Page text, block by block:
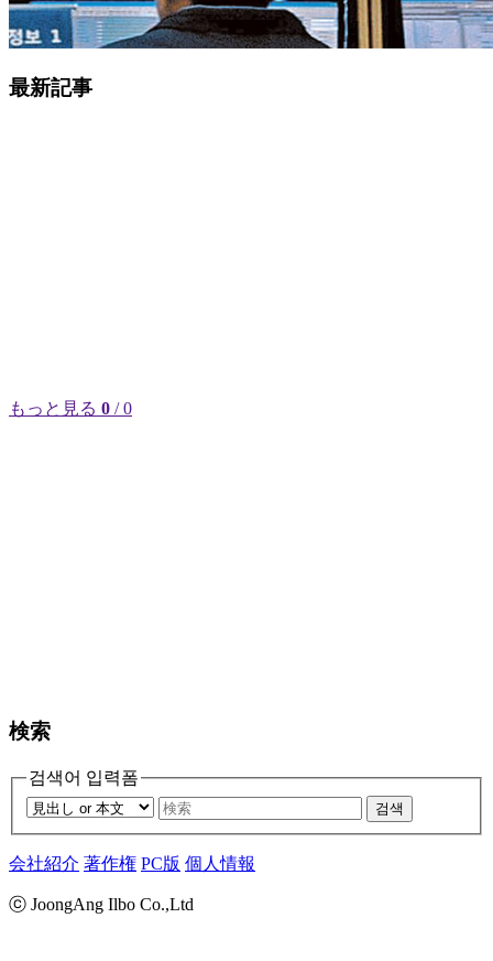
最新記事
もっと見る 0 / 0
検索
검색어 입력폼
검색
会社紹介 著作権 PC版 個人情報
ⓒ JoongAng Ilbo Co.,Ltd